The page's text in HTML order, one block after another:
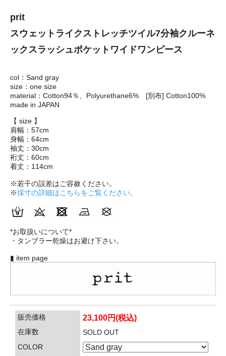
prit
スウェットライクストレッチツイル7分袖クルーネ
ックスラッシュポケットワイドワンピース
col：Sand gray
size：one size
material：Cotton94％、Polyurethane6% [別布] Cotton100%
made in JAPAN
【 size 】
肩幅：57cm
身幅：64cm
袖丈：30cm
裄丈：60cm
着丈：114cm
※若干の誤差はご容赦ください。
※採寸の詳細はこちらをご覧ください。
*お取扱いについて*
・タンブラー乾燥はお避け下さい。
▮ item page
販売価格 23,100円(税込)
在庫数
SOLD OUT
COLOR